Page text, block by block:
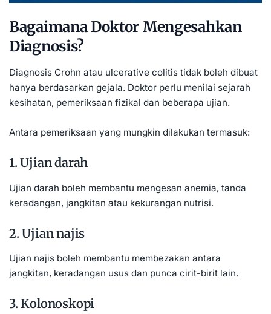
Bagaimana Doktor Mengesahkan
Diagnosis?
Diagnosis Crohn atau ulcerative colitis tidak boleh dibuat
hanya berdasarkan gejala. Doktor perlu menilai sejarah
kesihatan, pemeriksaan fizikal dan beberapa ujian.
Antara pemeriksaan yang mungkin dilakukan termasuk:
1. Ujian darah
Ujian darah boleh membantu mengesan anemia, tanda
keradangan, jangkitan atau kekurangan nutrisi.
2. Ujian najis
Ujian najis boleh membantu membezakan antara
jangkitan, keradangan usus dan punca cirit-birit lain.
3. Kolonoskopi